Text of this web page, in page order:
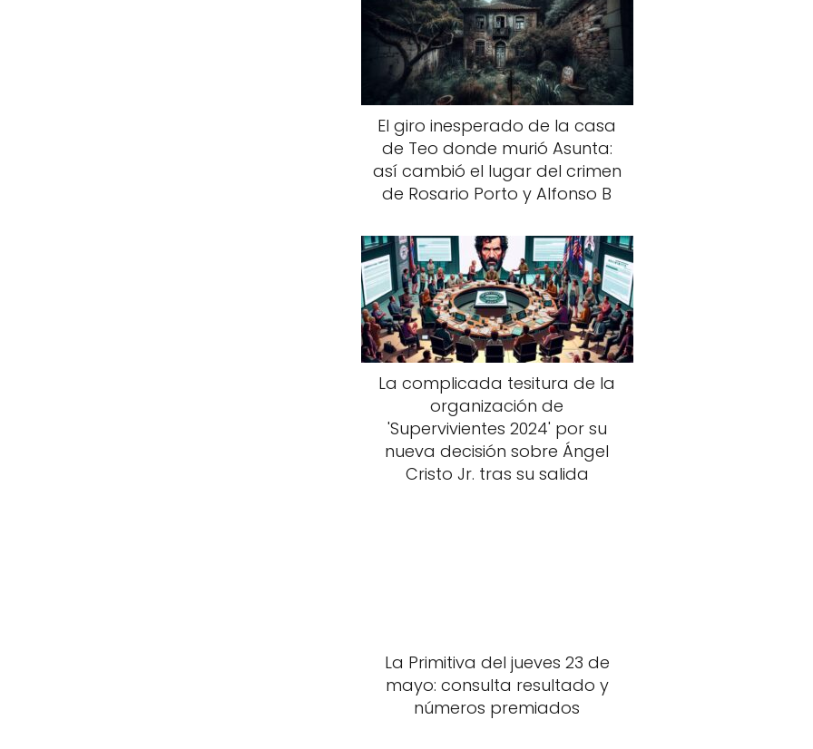
El giro inesperado de la casa
de Teo donde murió Asunta:
así cambió el lugar del crimen
de Rosario Porto y Alfonso B
La complicada tesitura de la
organización de
'Supervivientes 2024' por su
nueva decisión sobre Ángel
Cristo Jr. tras su salida
La Primitiva del jueves 23 de
mayo: consulta resultado y
números premiados